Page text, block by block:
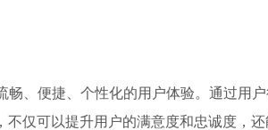
、便捷、个性化的用户体验。通过用
仅可以提升用户的满意度和忠诚度，还